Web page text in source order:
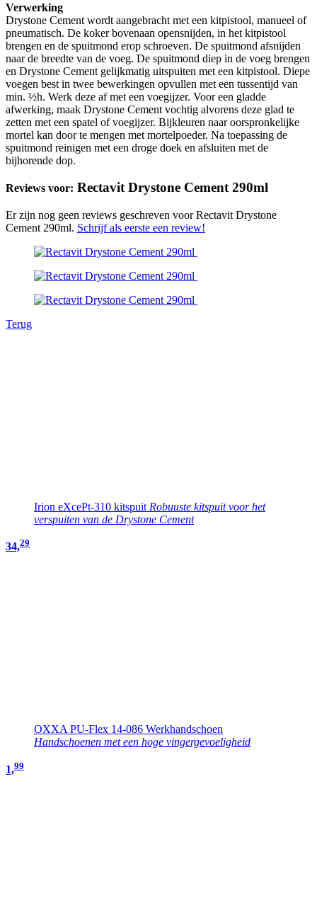
Verwerking
Drystone Cement wordt aangebracht met een kitpistool, manueel of
pneumatisch. De koker bovenaan opensnijden, in het kitpistool
brengen en de spuitmond erop schroeven. De spuitmond afsnijden
naar de breedte van de voeg. De spuitmond diep in de voeg brengen
en Drystone Cement gelijkmatig uitspuiten met een kitpistool. Diepe
voegen best in twee bewerkingen opvullen met een tussentijd van
min. ½h. Werk deze af met een voegijzer. Voor een gladde
afwerking, maak Drystone Cement vochtig alvorens deze glad te
zetten met een spatel of voegijzer. Bijkleuren naar oorspronkelijke
mortel kan door te mengen met mortelpoeder. Na toepassing de
spuitmond reinigen met een droge doek en afsluiten met de
bijhorende dop.
Reviews voor: Rectavit Drystone Cement 290ml
Er zijn nog geen reviews geschreven voor Rectavit Drystone
Cement 290ml. Schrijf als eerste een review!
Terug
Irion eXcePt-310 kitspuit Robuuste kitspuit voor het
verspuiten van de Drystone Cement
34,29
OXXA PU-Flex 14-086 Werkhandschoen
Handschoenen met een hoge vingergevoeligheid
1,99